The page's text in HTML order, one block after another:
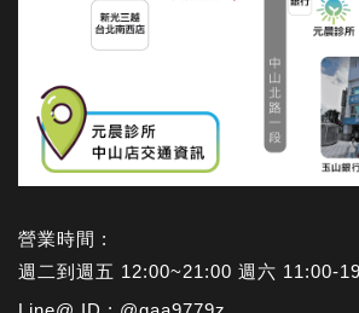
營業時間 :
週二到週五 12:00~21:00 週六 11:00-